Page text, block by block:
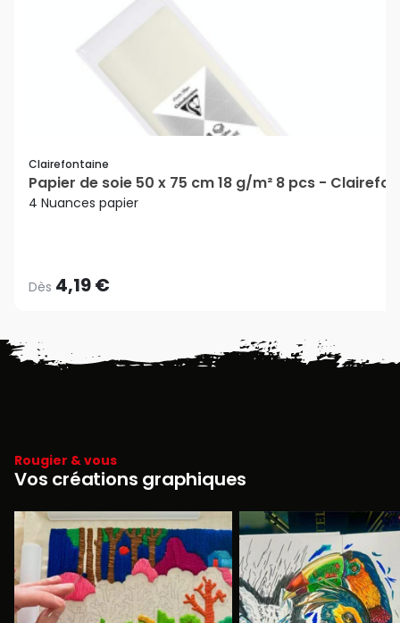
Clairefontaine
Papier de soie 50 x 75 cm 18 g/m² 8 pcs -
4 Nuances papier
Dès 4,19 €
Rougier & vous
Vos créations graphiques